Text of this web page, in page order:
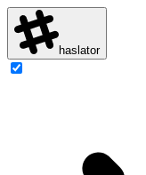
haslator